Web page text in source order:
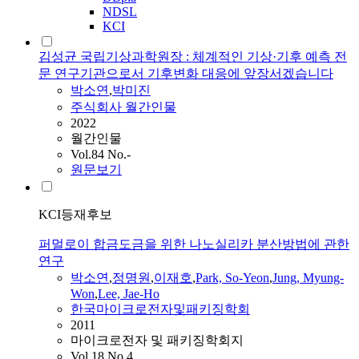
NDSL
KCI
김성균 국립기상과학원장 : 체계적인 기상·기후 예측 전
문 연구기관으로서 기후변화 대응에 앞장서겠습니다
박소연,박미진
주식회사 월간인물
2022
월간인물
Vol.84 No.-
원문보기
KCI등재후보
퍼멀로이 합금도금을 위한 나노실리카 분산방법에 관한
연구
박소연,정명원,이재호,Park, So-Yeon,Jung, Myung-
Won,Lee, Jae-Ho
한국마이크로전자및패키징학회
2011
마이크로전자 및 패키징학회지